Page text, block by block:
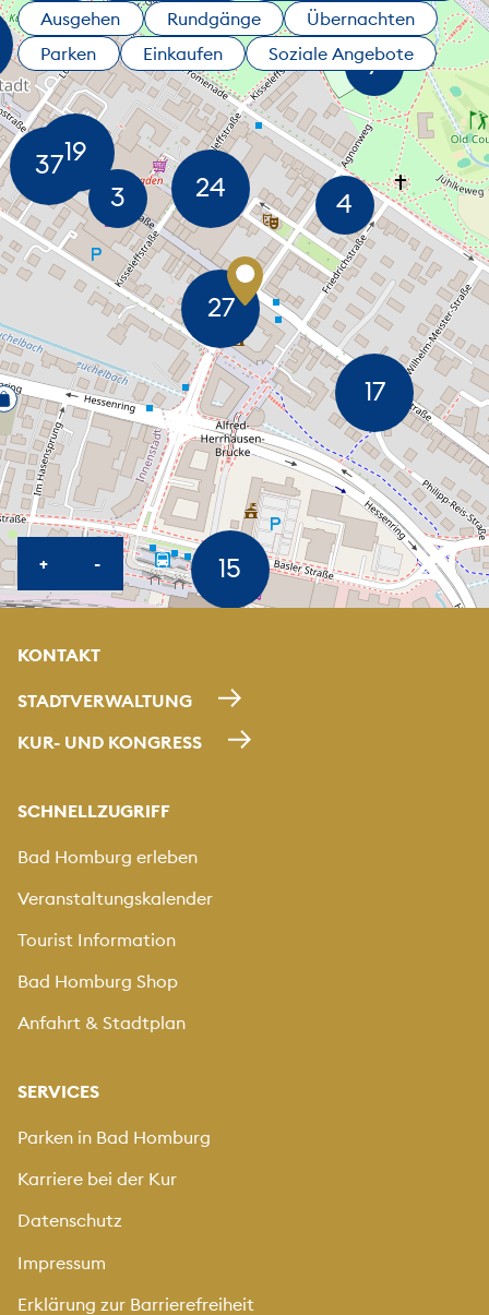
Ausgehen
Rundgänge
Übernachten
Parken
Einkaufen Soziale Angebote
+KARTE HEREINZOOMEN
-KARTE HERAUSZOOMEN
KONTAKT
STADTVERWALTUNG
KUR- UND KONGRESS
SCHNELLZUGRIFF
Bad Homburg erleben
Veranstaltungskalender
Tourist Information
Bad Homburg Shop
Anfahrt & Stadtplan
SERVICES
Parken in Bad Homburg
Karriere bei der Kur
Datenschutz
Impressum
Erklärung zur Barrierefreiheit